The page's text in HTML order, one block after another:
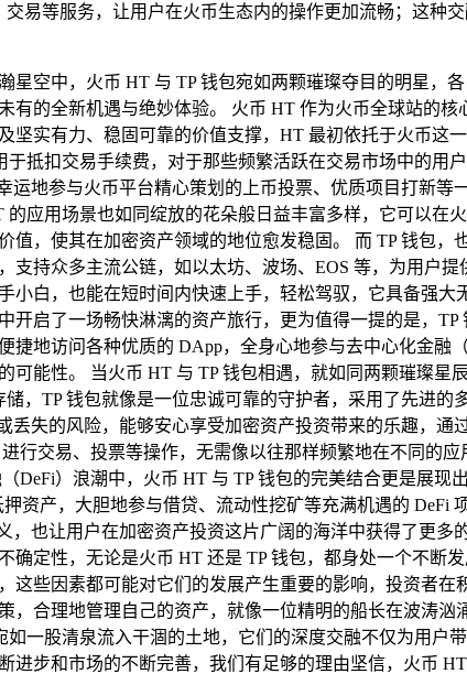
易等服务，让用户在火币生态内的操作更加流畅；这种
空中，火币 HT 与 TP 钱包宛如两颗璀璨夺目的明星，
的全新机遇与绝妙体验。 火币 HT 作为火币全球站的
实有力、稳固可靠的价值支撑，HT 最初依托于火币这
抵扣交易手续费，对于那些频繁活跃在交易市场中的用
地参与火币平台精心策划的上币投票、优质项目打新等
应用场景也如同绽放的花朵般日益丰富多样，它可以在
，使其在加密资产领域的地位愈发稳固。 而 TP 钱包，
持众多主流公链，如以太坊、波场、EOS 等，为用户
小白，也能在短时间内快速上手，轻松驾驭，它具备强
启了一场畅快淋漓的资产旅行，更为值得一提的是，TP
地访问各种优质的 DApp，全身心地参与去中心化金融
能性。 当火币 HT 与 TP 钱包相遇，就如同两颗璀璨
，TP 钱包就像是一位忠诚可靠的守护者，采用了先进
失的风险，能够安心享受加密资产投资带来的乐趣，通
行交易、投票等操作，无需像以往那样频繁地在不同的
DeFi）浪潮中，火币 HT 与 TP 钱包的完美结合更是展现
资产，大胆地参与借贷、流动性挖矿等充满机遇的 DeFi
也让用户在加密资产投资这片广阔的海洋中获得了更
定性，无论是火币 HT 还是 TP 钱包，都身处一个不断
些因素都可能对它们的发展产生重要的影响，投资者
合理地管理自己的资产，就像一位精明的船长在波涛
一股清泉流入干涸的土地，它们的深度交融不仅为用户
步和市场的不断完善，我们有足够的理由坚信，火币